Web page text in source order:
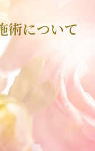
術について